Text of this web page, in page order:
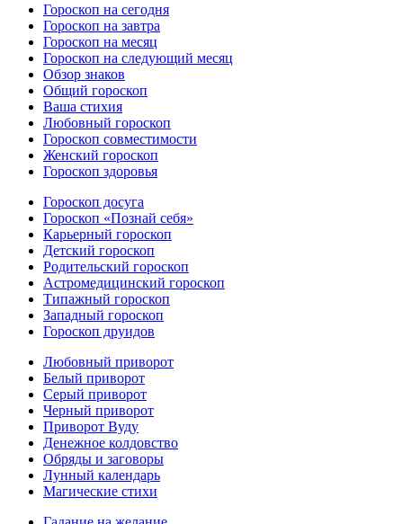
Гороскоп на сегодня
Гороскоп на завтра
Гороскоп на месяц
Гороскоп на следующий месяц
Обзор знаков
Общий гороскоп
Ваша стихия
Любовный гороскоп
Гороскоп совместимости
Женский гороскоп
Гороскоп здоровья
Гороскоп досуга
Гороскоп «Познай себя»
Карьерный гороскоп
Детский гороскоп
Родительский гороскоп
Астромедицинский гороскоп
Типажный гороскоп
Западный гороскоп
Гороскоп друидов
Любовный приворот
Белый приворот
Серый приворот
Черный приворот
Приворот Вуду
Денежное колдовство
Обряды и заговоры
Лунный календарь
Магические стихи